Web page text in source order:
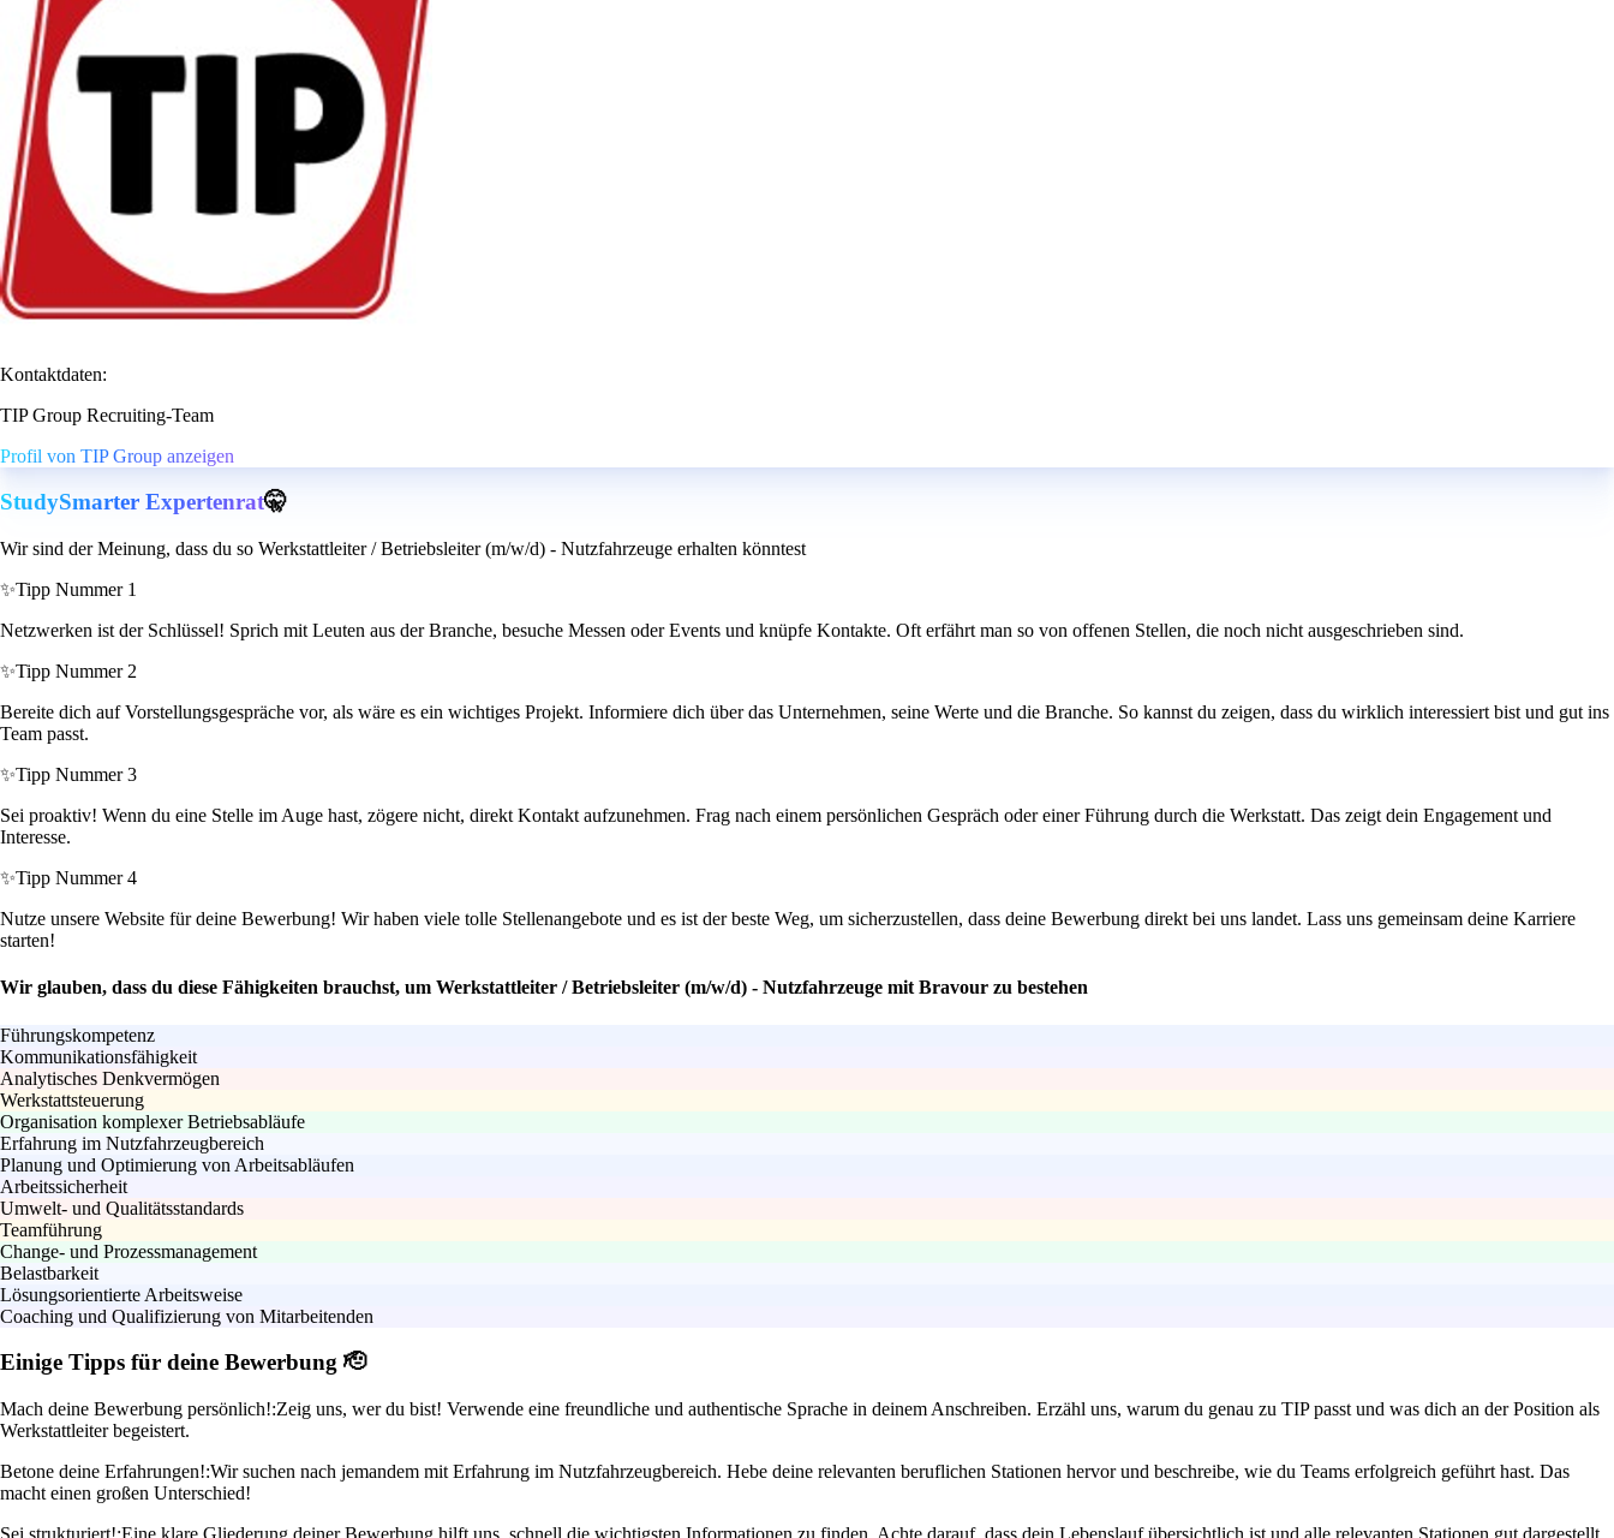
Kontaktdaten:
TIP Group Recruiting-Team
Profil von TIP Group anzeigen
StudySmarter Expertenrat🤫
Wir sind der Meinung, dass du so Werkstattleiter / Betriebsleiter (m/w/d) - Nutzfahrzeuge erhalten könntest
✨Tipp Nummer 1
Netzwerken ist der Schlüssel! Sprich mit Leuten aus der Branche, besuche Messen oder Events und knüpfe Kontakte. Oft erfährt man so von offenen Stellen, die noch nicht ausgeschrieben sind.
✨Tipp Nummer 2
Bereite dich auf Vorstellungsgespräche vor, als wäre es ein wichtiges Projekt. Informiere dich über das Unternehmen, seine Werte und die Branche. So kannst du zeigen, dass du wirklich interessiert bist und gut ins
Team passt.
✨Tipp Nummer 3
Sei proaktiv! Wenn du eine Stelle im Auge hast, zögere nicht, direkt Kontakt aufzunehmen. Frag nach einem persönlichen Gespräch oder einer Führung durch die Werkstatt. Das zeigt dein Engagement und
Interesse.
✨Tipp Nummer 4
Nutze unsere Website für deine Bewerbung! Wir haben viele tolle Stellenangebote und es ist der beste Weg, um sicherzustellen, dass deine Bewerbung direkt bei uns landet. Lass uns gemeinsam deine Karriere
starten!
Wir glauben, dass du diese Fähigkeiten brauchst, um Werkstattleiter / Betriebsleiter (m/w/d) - Nutzfahrzeuge mit Bravour zu bestehen
Führungskompetenz
Kommunikationsfähigkeit
Analytisches Denkvermögen
Werkstattsteuerung
Organisation komplexer Betriebsabläufe
Erfahrung im Nutzfahrzeugbereich
Planung und Optimierung von Arbeitsabläufen
Arbeitssicherheit
Umwelt- und Qualitätsstandards
Teamführung
Change- und Prozessmanagement
Belastbarkeit
Lösungsorientierte Arbeitsweise
Coaching und Qualifizierung von Mitarbeitenden
Einige Tipps für deine Bewerbung 🫡
Mach deine Bewerbung persönlich!:Zeig uns, wer du bist! Verwende eine freundliche und authentische Sprache in deinem Anschreiben. Erzähl uns, warum du genau zu TIP passt und was dich an der Position als
Werkstattleiter begeistert.
Betone deine Erfahrungen!:Wir suchen nach jemandem mit Erfahrung im Nutzfahrzeugbereich. Hebe deine relevanten beruflichen Stationen hervor und beschreibe, wie du Teams erfolgreich geführt hast. Das
macht einen großen Unterschied!